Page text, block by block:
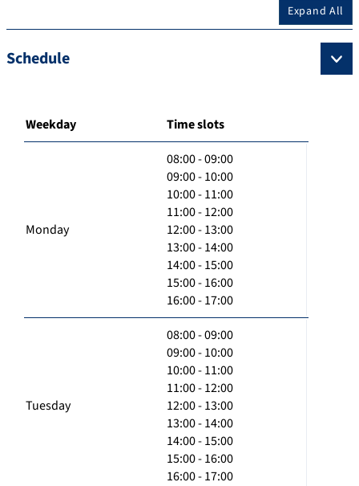
Expand All
Schedule
Weekday Time slots
Monday
08:00 - 09:00
09:00 - 10:00
10:00 - 11:00
11:00 - 12:00
12:00 - 13:00
13:00 - 14:00
14:00 - 15:00
15:00 - 16:00
16:00 - 17:00
Tuesday
08:00 - 09:00
09:00 - 10:00
10:00 - 11:00
11:00 - 12:00
12:00 - 13:00
13:00 - 14:00
14:00 - 15:00
15:00 - 16:00
16:00 - 17:00